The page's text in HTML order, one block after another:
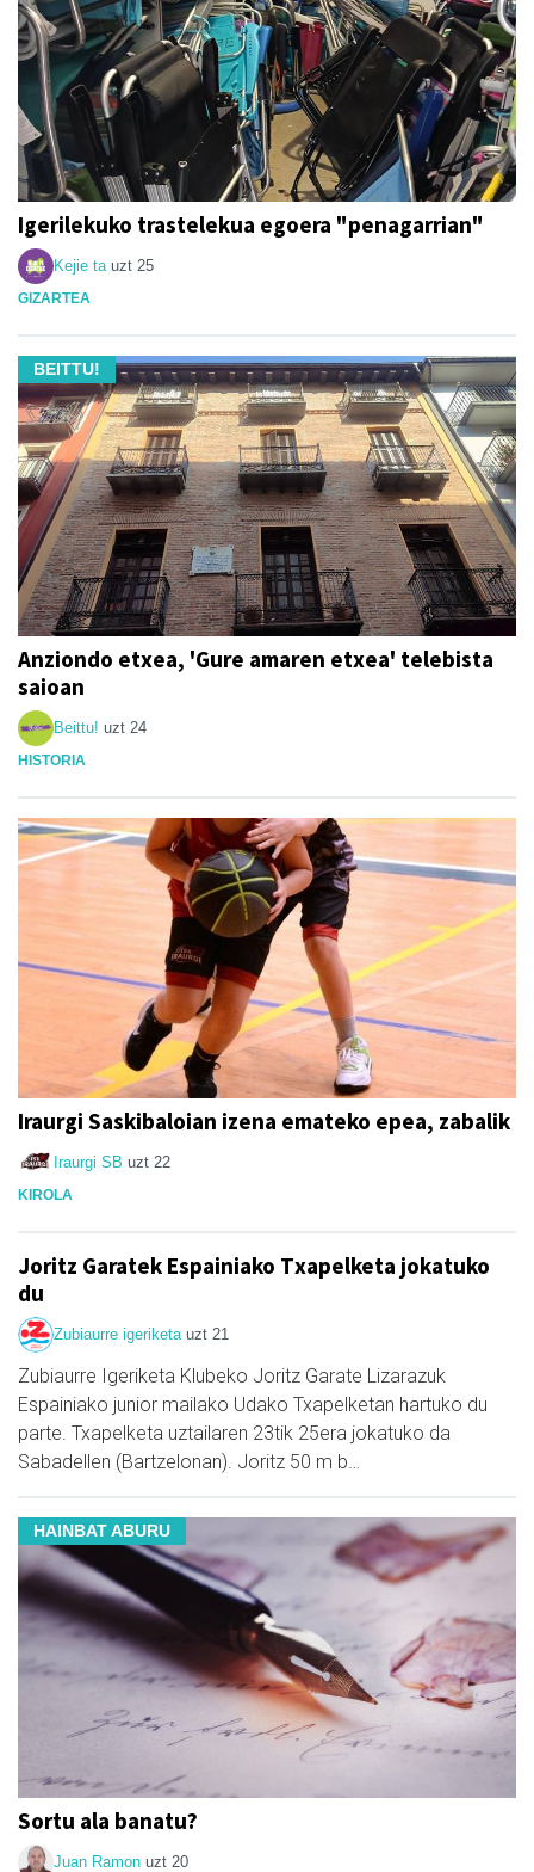
Igerilekuko trastelekua egoera "penagarrian"
Kejie ta uzt 25
GIZARTEA
BEITTU!
Anziondo etxea, 'Gure amaren etxea' telebista
saioan
Beittu! uzt 24
HISTORIA
Iraurgi Saskibaloian izena emateko epea, zabalik
Iraurgi SB uzt 22
KIROLA
Joritz Garatek Espainiako Txapelketa jokatuko
du
Zubiaurre igeriketa uzt 21
Zubiaurre Igeriketa Klubeko Joritz Garate Lizarazuk
Espainiako junior mailako Udako Txapelketan hartuko du
parte. Txapelketa uztailaren 23tik 25era jokatuko da
Sabadellen (Bartzelonan). Joritz 50 m b…
HAINBAT ABURU
Sortu ala banatu?
Juan Ramon uzt 20